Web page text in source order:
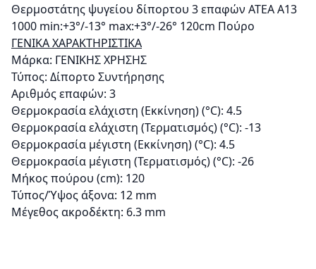
Θερμοστάτης ψυγείου δίπορτου 3 επαφών ATEA A13
1000 min:+3°/-13° max:+3°/-26° 120cm Πούρο
ΓΕΝΙΚΑ ΧΑΡΑΚΤΗΡΙΣΤΙΚΑ
Μάρκα: ΓΕΝΙΚΗΣ ΧΡΗΣΗΣ
Τύπος: Δίπορτο Συντήρησης
Αριθμός επαφών: 3
Θερμοκρασία ελάχιστη (Εκκίνηση) (°C): 4.5
Θερμοκρασία ελάχιστη (Τερματισμός) (°C): -13
Θερμοκρασία μέγιστη (Εκκίνηση) (°C): 4.5
Θερμοκρασία μέγιστη (Τερματισμός) (°C): -26
Μήκος πούρου (cm): 120
Τύπος/Ύψος άξονα: 12 mm
Μέγεθος ακροδέκτη: 6.3 mm